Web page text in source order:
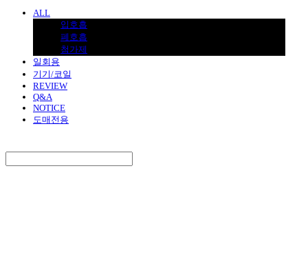
ALL
입호흡
폐호흡
첨가제
일회용
기기/코일
REVIEW
Q&A
NOTICE
도매전용